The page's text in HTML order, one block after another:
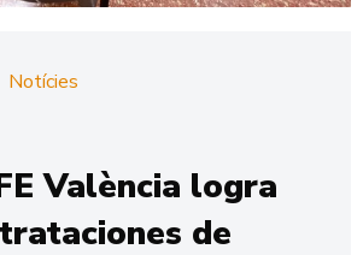
Notícies
València logra
de